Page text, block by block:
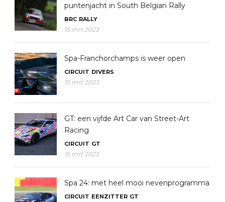
puntenjacht in South Belgian Rally
BRC RALLY
15 mrt 2023
Spa-Franchorchamps is weer open
CIRCUIT DIVERS
15 mrt 2023
GT: een vijfde Art Car van Street-Art
Racing
CIRCUIT GT
15 mrt 2023
Spa 24: met heel mooi nevenprogramma
CIRCUIT EENZITTER GT